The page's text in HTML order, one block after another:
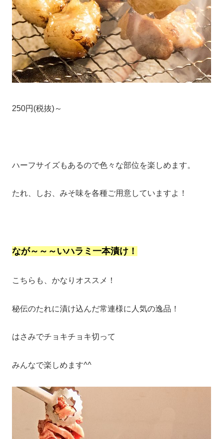
250円(税抜)～
ハーフサイズもあるので色々な部位を楽しめます。
たれ、しお、みそ味を各種ご用意していますよ！
なが～～～いハラミ一本漬け！
こちらも、かなりオススメ！
秘伝のたれに漬け込んだ常連様に人気の逸品！
はさみでチョキチョキ切って
みんなで楽しめます^^